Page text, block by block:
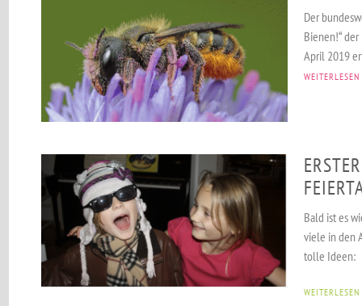
Der
Bienen!“
April 2019
WEITERLESEN
Bald ist es
viele in den
tolle Ideen:
WEITERLESEN